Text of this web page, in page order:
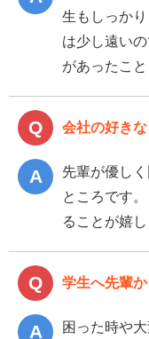
生もしっか
は少し遠い
があったこ
会社の好き
先輩が優し
ところです
ることが嬉
学生へ先輩か
困った時や